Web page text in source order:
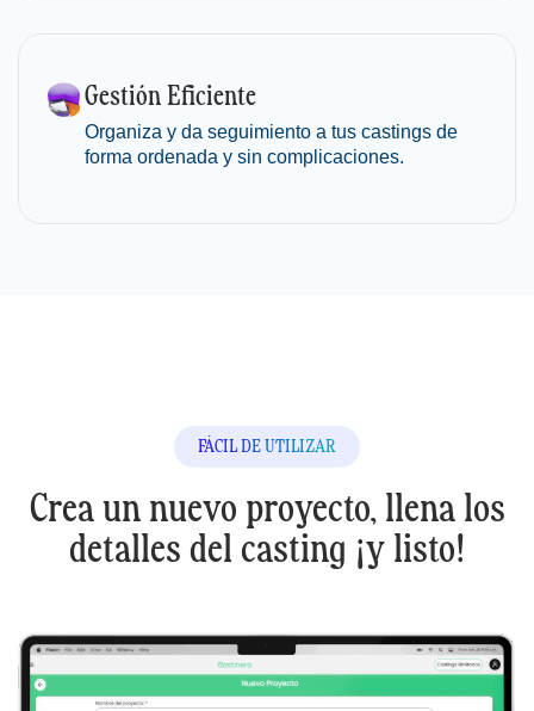
GestiónEficiente
Organiza y da seguimiento a tus castings de
forma ordenada y sin complicaciones.
FÁCIL DE UTILIZAR
Crea un nuevo proyecto, llenalos
detalles del casting ¡y listo!